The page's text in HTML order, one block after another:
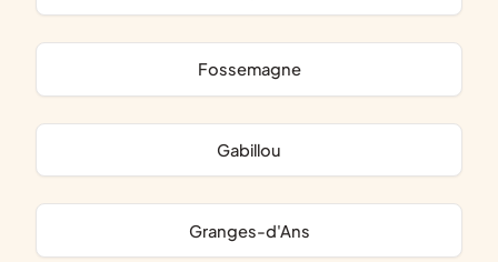
Fossemagne
Gabillou
Granges-d'Ans